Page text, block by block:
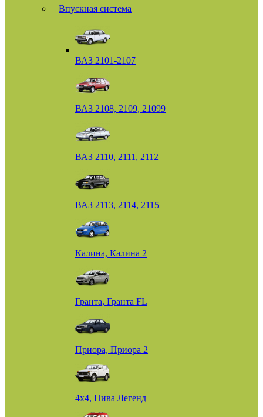
Впускная система
ВАЗ 2101-2107
ВАЗ 2108, 2109, 21099
ВАЗ 2110, 2111, 2112
ВАЗ 2113, 2114, 2115
Калина, Калина 2
Гранта, Гранта FL
Приора, Приора 2
4х4, Нива Легенд